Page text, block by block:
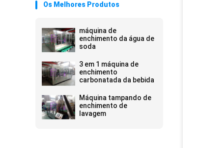
Os Melhores Produtos
máquina de
enchimento da água de
soda
3 em 1 máquina de
enchimento
carbonatada da bebida
Máquina tampando de
enchimento de
lavagem